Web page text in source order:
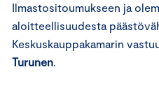
Ilmastositoumukseen ja
aloitteellisuudesta
Keskuskauppakamarin
Turunen.